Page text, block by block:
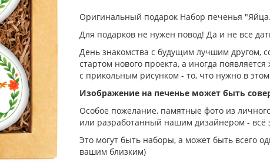
Оригинальный подарок Набор печенья
Для подарков не нужен повод! Да и не все
День знакомства с будущим лучшим другом,
стартом нового проекта, а иногда
с прикольным рисунком - то, что нужно в этом
Изображение на печенье может быть
Особое пожелание, памятные фото из
или разработанный нашим дизайнером - всё
Это могут быть наборы, а может быть всего
вашим близким)